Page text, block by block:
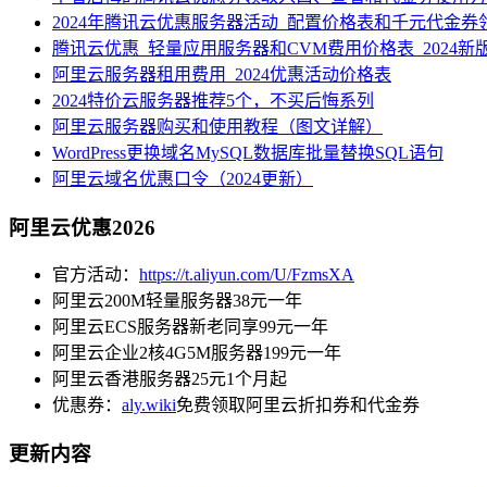
2024年腾讯云优惠服务器活动_配置价格表和千元代金券
腾讯云优惠_轻量应用服务器和CVM费用价格表_2024新
阿里云服务器租用费用_2024优惠活动价格表
2024特价云服务器推荐5个，不买后悔系列
阿里云服务器购买和使用教程（图文详解）
WordPress更换域名MySQL数据库批量替换SQL语句
阿里云域名优惠口令（2024更新）
阿里云优惠2026
官方活动： https://t.aliyun.com/U/FzmsXA
阿里云200M轻量服务器38元一年
阿里云ECS服务器新老同享99元一年
阿里云企业2核4G5M服务器199元一年
阿里云香港服务器25元1个月起
优惠券： aly.wiki免费领取阿里云折扣券和代金券
更新内容